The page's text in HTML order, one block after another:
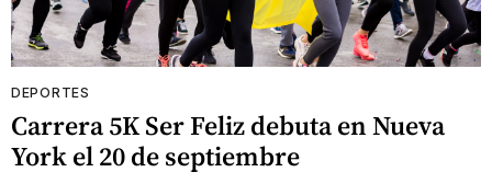
DEPORTES
Carrera 5K Ser Feliz debuta en Nueva
York el 20 de septiembre